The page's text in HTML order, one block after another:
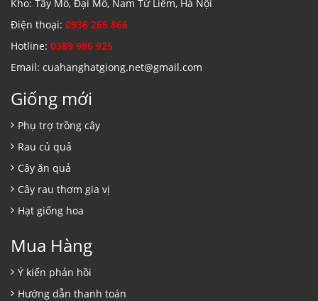
Kho: Tây Mỗ, Đại Mỗ, Nam Từ Liêm, Hà Nội
Điện thoại: 0936 265 866
Hotline: 0389 986 925
Email: cuahanghatgiong.net@gmail.com
Giống mới
Phụ trợ trồng cây
Rau củ quả
Cây ăn quả
Cây rau thơm gia vị
Hạt giống hoa
Mua Hàng
Ý kiến phản hồi
Hướng dẫn thanh toán